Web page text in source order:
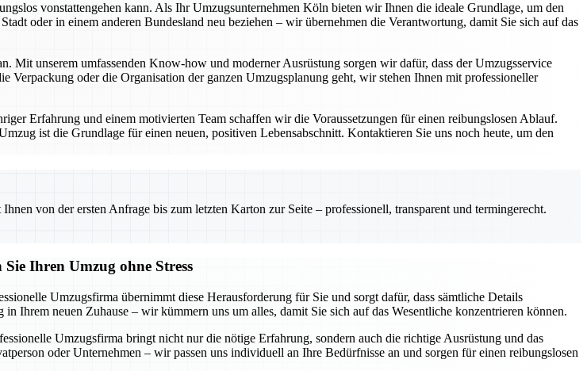
vonstattengehen kann. Als Ihr Umzugsunternehmen Köln bieten wir Ihnen die ideale Grundlage, um den
oder in einem anderen Bundesland neu beziehen – wir übernehmen die Verantwortung, damit Sie sich auf das
unserem umfassenden Know-how und moderner Ausrüstung sorgen wir dafür, dass der Umzugsservice
oder die Organisation der ganzen Umzugsplanung geht, wir stehen Ihnen mit professioneller
Erfahrung und einem motivierten Team schaffen wir die Voraussetzungen für einen reibungslosen Ablauf.
ist die Grundlage für einen neuen, positiven Lebensabschnitt. Kontaktieren Sie uns noch heute, um den
von der ersten Anfrage bis zum letzten Karton zur Seite – professionell, transparent und termingerecht.
Ihren Umzug ohne Stress
Umzugsfirma übernimmt diese Herausforderung für Sie und sorgt dafür, dass sämtliche Details
Ihrem neuen Zuhause – wir kümmern uns um alles, damit Sie sich auf das Wesentliche konzentrieren können.
Umzugsfirma bringt nicht nur die nötige Erfahrung, sondern auch die richtige Ausrüstung und das
oder Unternehmen – wir passen uns individuell an Ihre Bedürfnisse an und sorgen für einen reibungslosen